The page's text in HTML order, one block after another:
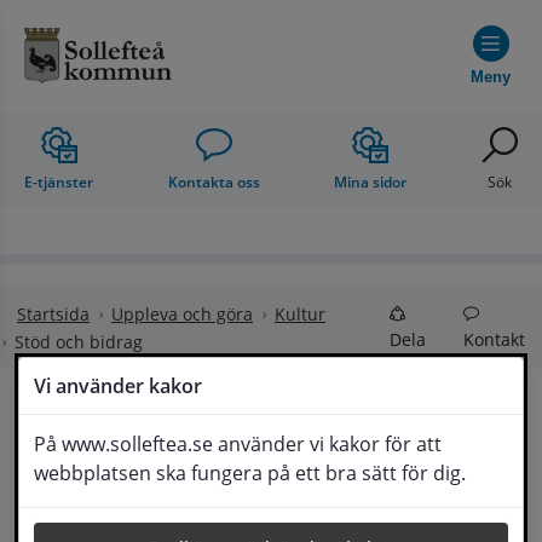
Vi använder kakor
På www.solleftea.se använder vi kakor för att
webbplatsen ska fungera på ett bra sätt för dig.
Meny
E-tjänster Kontakta oss Mina sidor Sök
Startsida Uppleva och göra
Kultur
Stöd och bidrag
Dela Kontakt
Stöd och bidrag
Sollefteå kommun stödjer ideella